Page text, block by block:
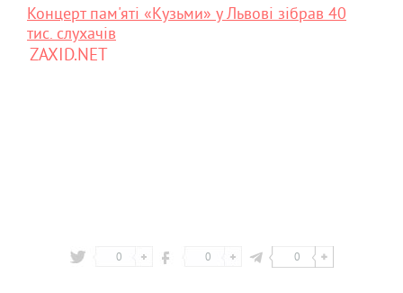
Концерт пам'яті «Кузьми» у Львові зібрав 40
тис. слухачів
ZAXID.NET
0 0 0